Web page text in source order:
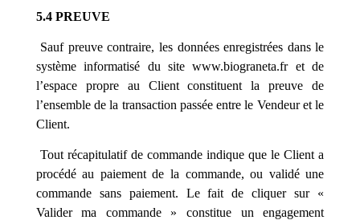
5.4 PREUVE
Sauf preuve contraire, les données enregistrées dans le
système informatisé du site www.biograneta.fr et de
l’espace propre au Client constituent la preuve de
l’ensemble de la transaction passée entre le Vendeur et le
Client.
Tout récapitulatif de commande indique que le Client a
procédé au paiement de la commande, ou validé une
commande sans paiement. Le fait de cliquer sur «
Valider ma commande » constitue un engagement